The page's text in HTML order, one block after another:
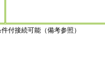
接続可能（備考参照）